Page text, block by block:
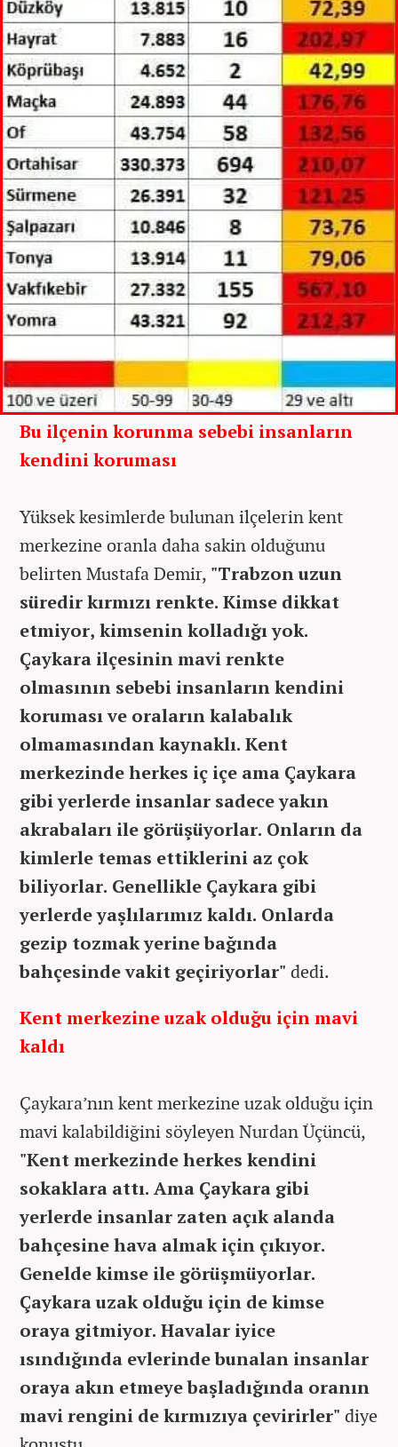
Bu ilçenin korunma sebebi insanların
kendini koruması
Yüksek kesimlerde bulunan ilçelerin kent
merkezine oranla daha sakin olduğunu
belirten Mustafa Demir, "Trabzon uzun
süredir kırmızı renkte. Kimse dikkat
etmiyor, kimsenin kolladığı yok.
Çaykara ilçesinin mavi renkte
olmasının sebebi insanların kendini
koruması ve oraların kalabalık
olmamasından kaynaklı. Kent
merkezinde herkes iç içe ama Çaykara
gibi yerlerde insanlar sadece yakın
akrabaları ile görüşüyorlar. Onların da
kimlerle temas ettiklerini az çok
biliyorlar. Genellikle Çaykara gibi
yerlerde yaşlılarımız kaldı. Onlarda
gezip tozmak yerine bağında
bahçesinde vakit geçiriyorlar" dedi.
Kent merkezine uzak olduğu için mavi
kaldı
Çaykara’nın kent merkezine uzak olduğu için
mavi kalabildiğini söyleyen Nurdan Üçüncü,
"Kent merkezinde herkes kendini
sokaklara attı. Ama Çaykara gibi
yerlerde insanlar zaten açık alanda
bahçesine hava almak için çıkıyor.
Genelde kimse ile görüşmüyorlar.
Çaykara uzak olduğu için de kimse
oraya gitmiyor. Havalar iyice
ısındığında evlerinde bunalan insanlar
oraya akın etmeye başladığında oranın
mavi rengini de kırmızıya çevirirler" diye